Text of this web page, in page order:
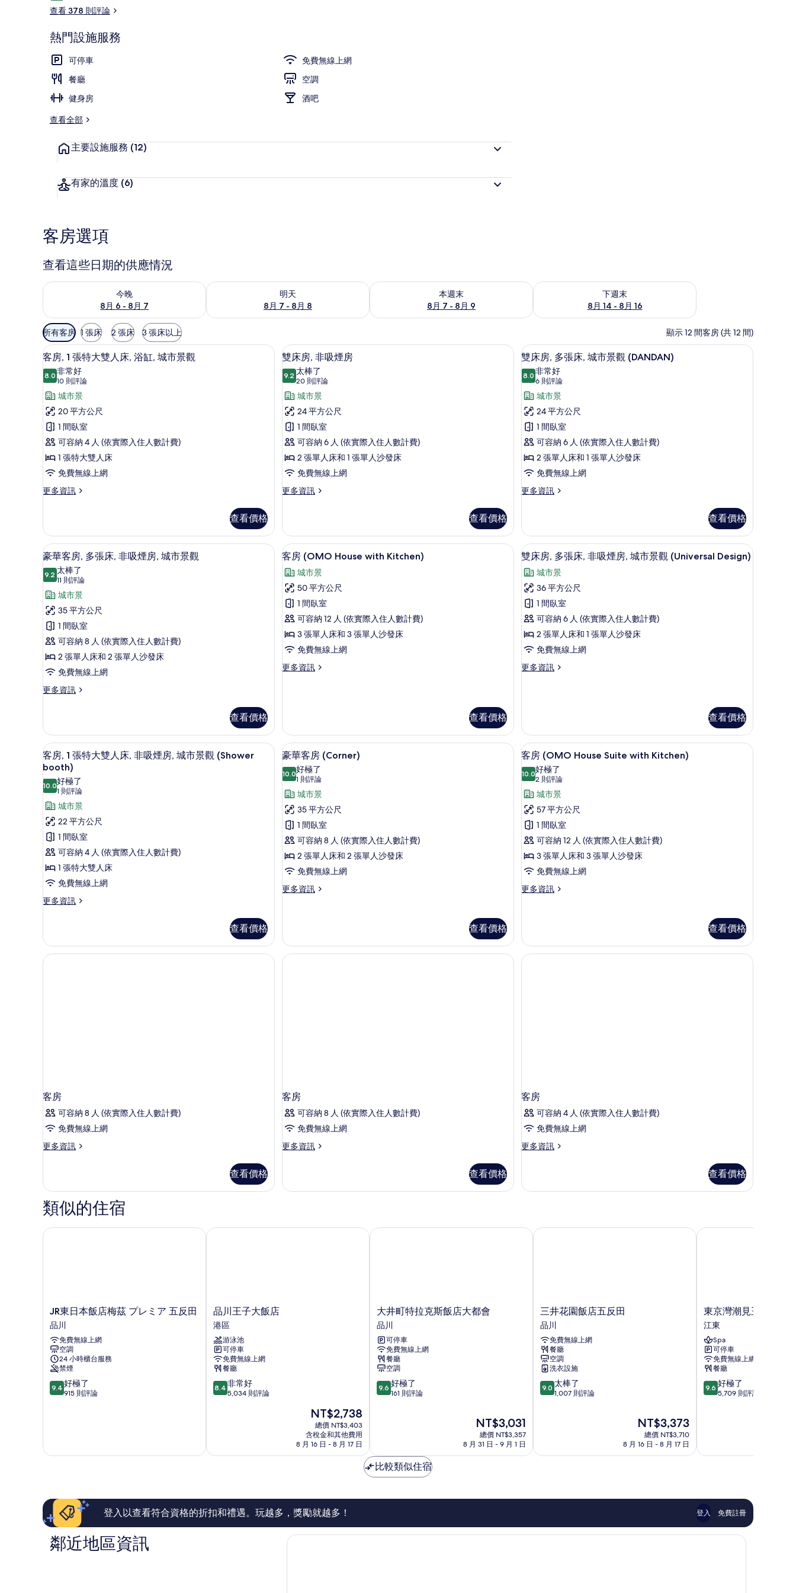
論
查看 378 則評論
熱門設施服務
可停車
免費無線上網
餐廳
空調
健身房
酒吧
查看全部
主要設施服務 (12)
有家的溫度 (6)
客房選項
查看這些日期的供應情況
今晚
8月 6 - 8月 7
查看今晚 (8月 6 - 8月 7) 的供應情況
明天
8月 7 - 8月 8
查看明天 (8月 7 - 8月 8) 的供應情況
本週末
8月 7 - 8月 9
查看本週末 (8月 7 - 8月 9) 的供應情況
下週末
8月 14 - 8月 16
查看下週末 (8月 14 - 8月 16) 的供應情況
可
用
的
客
房
篩
選
條
件
所有客房 1 張床 2 張床 3 張床以上 顯示 12 間客房 (共 12 間)
顯
示
客
房,
1
張
特
大
雙
人
缸,
城
市
景
觀
的
所
有
相
片
客房內保險箱、書桌、筆電工作空間、遮光布/窗簾
7
客房, 1 張特大雙人床, 浴缸, 城市景觀
8.08.0 分，滿分 10 分
非常好
10 則評論
(10
則
評
論)
城市景
20 平方公尺
1 間臥室
可容納 4 人 (依實際入住人數計費)
1 張特大雙人床
免費無線上網
更多資訊
更
1
張
特
雙
床,
浴
缸,
城
市
觀
的
情
查看價格
顯
示
雙
床
房,
非
吸
煙
房
的
相
片
雙床房, 非吸煙房 | 客房內保險箱、書桌、筆電工作空間、遮光布/窗簾
12
雙床房, 非吸煙房
9.29.2 分，滿分 10 分
太棒了
20 則評論
(20
則
評
論)
城市景
24 平方公尺
1 間臥室
可容納 6 人 (依實際入住人數計費)
2 張單人床和 1 張單人沙發床
免費無線上網
更多資訊
更
房,
非
吸
房
的
詳
情
查看價格
顯
示
雙
床
房,
多
張
床,
城
市
(DANDAN)
的
所
有
相
片
雙床房, 多張床, 城市景觀 (DANDAN) | 客房
10
雙床房, 多張床, 城市景觀 (DANDAN)
8.08.0 分，滿分 10 分
非常好
6 則評論
(6
則
評
論)
城市景
24 平方公尺
1 間臥室
可容納 6 人 (依實際入住人數計費)
2 張單人床和 1 張單人沙發床
免費無線上網
更多資訊
更
房,
多
張
城
市
景
觀
(DANDAN)
的
詳
情
查看價格
顯
示
豪
華
客
房,
多
張
床,
非
房,
城
市
景
觀
的
所
有
相
片
豪華客房, 多張床, 非吸煙房, 城市景觀 | 客房內保險箱、書桌、筆電工作空間、遮光布/窗簾
7
豪華客房, 多張床, 非吸煙房, 城市景觀
9.29.2 分，滿分 10 分
太棒了
11 則評論
(11
則
評
論)
城市景
35 平方公尺
1 間臥室
可容納 8 人 (依實際入住人數計費)
2 張單人床和 2 張單人沙發床
免費無線上網
更多資訊
更
客
房,
多
張
非
吸
煙
房,
城
市
景
的
詳
查看價格
顯
示
客
房
(OMO
House
with
Kitchen)
的
片
客房 (OMO House with Kitchen) | 客房內保險箱、書桌、筆電工作空間、遮光布/窗簾
10
客房 (OMO House with Kitchen)
城市景
50 平方公尺
1 間臥室
可容納 12 人 (依實際入住人數計費)
3 張單人床和 3 張單人沙發床
免費無線上網
更多資訊
更
with
Kitchen)
的
詳
情
查看價格
顯
示
雙
床
房,
多
張
非
城
市
景
觀
(Universal
Design)
的
所
有
相
片
雙床房, 多張床, 非吸煙房, 城市景觀
5
雙床房, 多張床, 非吸煙房, 城市景觀 (Universal Design)
城市景
36 平方公尺
1 間臥室
可容納 6 人 (依實際入住人數計費)
2 張單人床和 1 張單人沙發床
免費無線上網
更多資訊
更
張
床,
非
吸
煙
房,
城
市
景
觀
(Universal
Design)
的
詳
查看價格
顯
示
客
房,
1
張
特
大
雙
人
床,
煙
房,
有
相
片
客房內保險箱、書桌、筆電工作空間、遮光布/窗簾
9
客房, 1 張特大雙人床, 非吸煙房, 城市景觀 (Shower
booth)
10.010.0 分，滿分 10 分
好極了
1 則評論
(1
則
評
論)
城市景
22 平方公尺
1 間臥室
可容納 4 人 (依實際入住人數計費)
1 張特大雙人床
免費無線上網
更多資訊
更
1
張
特
觀
(Shower
booth)
的
詳
情
查看價格
顯
示
豪
華
客
房
(Corner)
的
所
有
豪華客房 (Corner) | 客房內保險箱、書桌、筆電工作空間、遮光布/窗簾
7
豪華客房 (Corner)
10.010.0 分，滿分 10 分
好極了
1 則評論
(1
則
評
論)
城市景
35 平方公尺
1 間臥室
可容納 8 人 (依實際入住人數計費)
2 張單人床和 2 張單人沙發床
免費無線上網
更多資訊
更
房
(Corner)
的
查看價格
顯
示
客
房
(OMO
House
Suite
with
Kitchen)
的
所
片
客房 (OMO House Suite with Kitchen) | 客
9
客房 (OMO House Suite with Kitchen)
10.010.0 分，滿分 10 分
好極了
2 則評論
(2
則
評
論)
城市景
57 平方公尺
1 間臥室
可容納 12 人 (依實際入住人數計費)
3 張單人床和 3 張單人沙發床
免費無線上網
更多資訊
更
House
Suite
with
查看價格
客房
可容納 8 人 (依實際入住人數計費)
免費無線上網
更多資訊
更
的
詳
情
查看價格
客房
可容納 8 人 (依實際入住人數計費)
免費無線上網
更多資訊
更
的
查看價格
客房
可容納 4 人 (依實際入住人數計費)
免費無線上網
更多資訊
更
的
查看價格
類似的住宿
JR
東
日
本
飯
店
梅
茲
プ
田
JR東日本飯店梅茲 プレミア 五反田
品川
免費無線上網
空調
24 小時櫃台服務
禁煙
9.4
分，
極
評
9.4 好極了
915 則評論
JR東日本飯店梅茲 プレミア 五反田
品
川
王
子
大
飯
店
港
區
品川王子大飯店
港區
游泳池
可停車
免費無線上網
餐廳
8.4
分，
常
評
論
8.4 非常好
5,034 則評論
現
在
價
格
為
NT$2,738
總價 NT$3,403
含稅金和其他費用
8 月 16 日 - 8 月 17 日
品川王子大飯店
大
井
町
特
拉
克
斯
飯
店
大井町特拉克斯飯店大都會
品川
可停車
免費無線上網
餐廳
空調
9.6
分，
極
了，
161
評
9.6 好極了
161 則評論
現
在
價
NT$3,031
總價 NT$3,357
8 月 31 日 - 9 月 1 日
大井町特拉克斯飯店大都會
三
井
花
園
飯
店
五
反
田
三井花園飯店五反田
品川
免費無線上網
餐廳
空調
洗衣設施
9.0
分，
棒
評
9.0 太棒了
1,007 則評論
現
在
價
NT$3,373
總價 NT$3,710
8 月 16 日 - 8 月 17 日
三井花園飯店五反田
東
京
灣
潮
見
王
子
大
飯
東京灣潮見王子大飯
江東
Spa
可停車
免費無線上網
餐廳
9.6
分，
極
評
論
9.6 好極了
5,709 則評論
東京灣潮見王子大飯店
比較類似住宿
登入以查看符合資格的折扣和禮遇。玩越多，獎勵就越多！ 登入 免費註冊
鄰近地區資訊